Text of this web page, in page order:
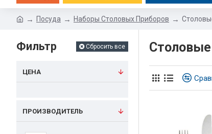
Посуда Наборы Столовых Приборов
Фильтр Сбросить все
ЦЕНА
ПРОИЗВОДИТЕЛЬ